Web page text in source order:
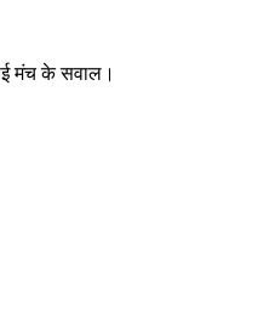
मंच के सवाल।